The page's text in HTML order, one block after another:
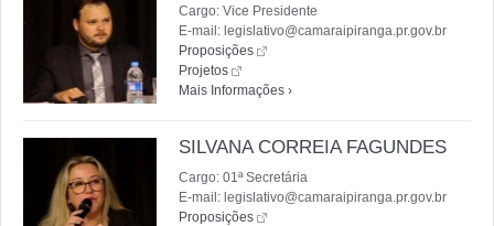
Cargo: Vice Presidente
E-mail: legislativo@camaraipiranga.pr.gov.br
Proposições
Projetos
Mais Informações ›
SILVANA CORREIA FAGUNDES
Cargo: 01ª Secretária
E-mail: legislativo@camaraipiranga.pr.gov.br
Proposições